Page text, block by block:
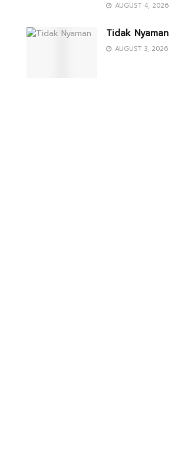
AUGUST 4, 2026
Tidak Nyaman
AUGUST 3, 2026